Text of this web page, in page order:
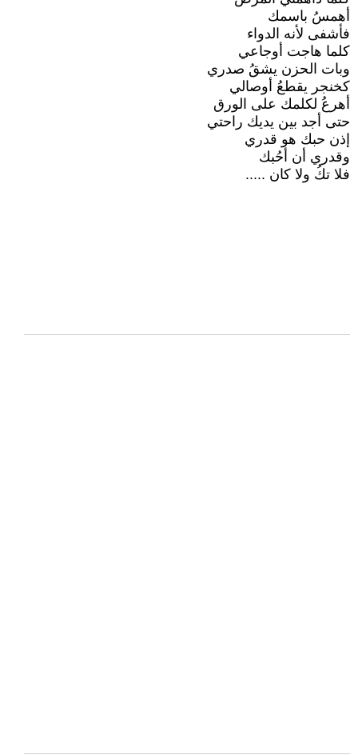
أهمسُ باسمك
فأشفى لأنه الدواء
كلما هاجت أوجاعي
وبات الحزن يشقُ صدري
كخنجر يقطعُ أوصالي
أهرعُ لكلمك على الورق
حتى أجد بين يديك راحتي
إذن حبك هو قدري
وقدري أن أحُبك
فلا تكُ ولا كان .....